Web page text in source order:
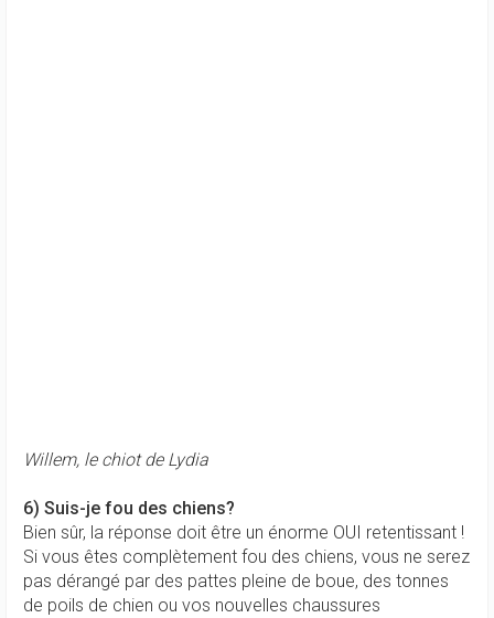
Willem, le chiot de Lydia
6) Suis-je fou des chiens?
Bien sûr, la réponse doit être un énorme OUI retentissant !
Si vous êtes complètement fou des chiens, vous ne serez
pas dérangé par des pattes pleine de boue, des tonnes
de poils de chien ou vos nouvelles chaussures